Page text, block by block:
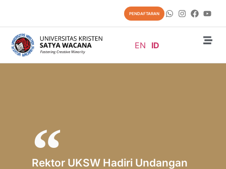
PENDAFTARAN
EN ID
Rektor UKSW Hadiri Undangan